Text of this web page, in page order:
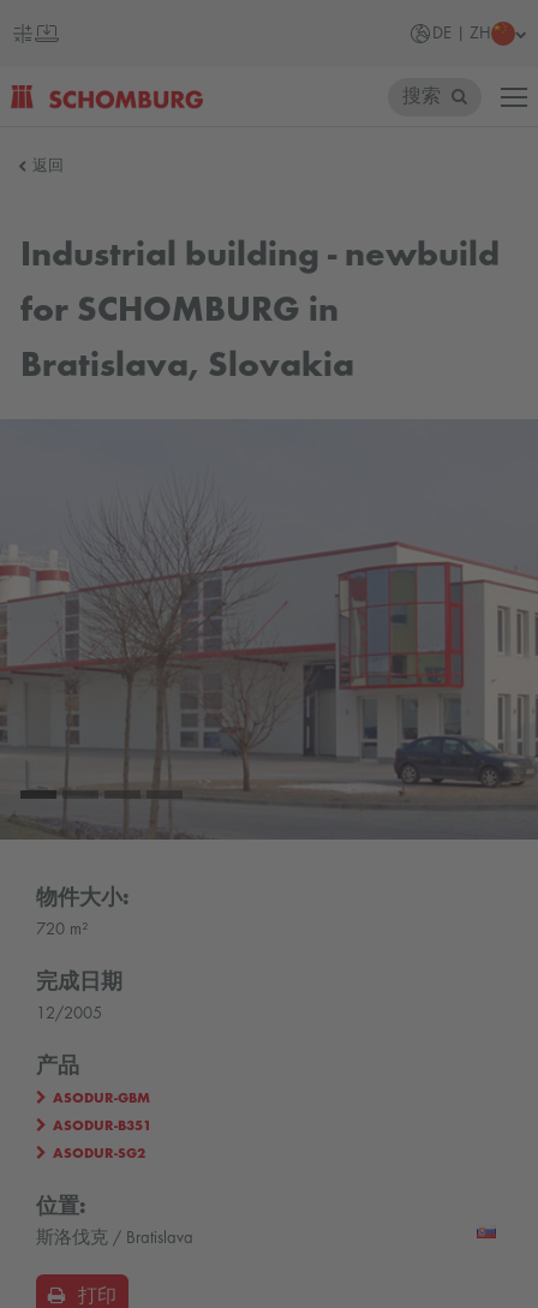
DE | ZH
国
搜索
返回
Industrial building - newbuild
for SCHOMBURG in
Bratislava, Slovakia
物件大小:
720 m²
完成日期
12/2005
产品
ASODUR-GBM
ASODUR-B351
ASODUR-SG2
位置:
斯洛伐克 / Bratislava
打印